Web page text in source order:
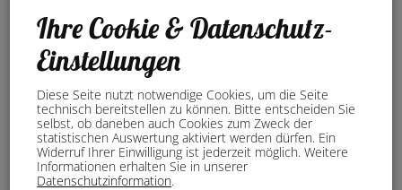
Ihre Cookie & Datenschutz-
Einstellungen
Diese Seite nutzt notwendige Cookies, um die Seite
technisch bereitstellen zu können. Bitte entscheiden Sie
selbst, ob daneben auch Cookies zum Zweck der
statistischen Auswertung aktiviert werden dürfen. Ein
Widerruf Ihrer Einwilligung ist jederzeit möglich. Weitere
Informationen erhalten Sie in unserer
Datenschutzinformation.